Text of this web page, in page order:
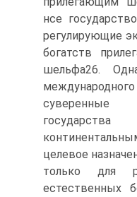
нсе
регулирующие
богатств
шельфа26.
международного
суверенные
целевое
только для
естественных